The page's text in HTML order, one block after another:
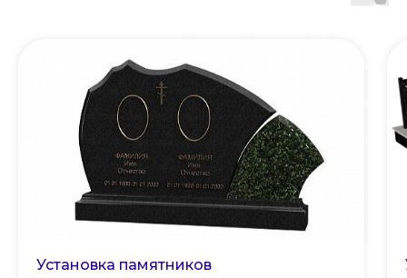
Установка памятников